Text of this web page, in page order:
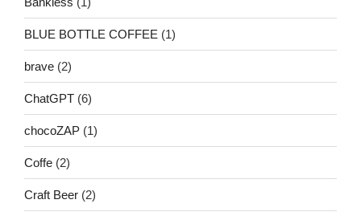
BLUE BOTTLE COFFEE (1)
brave (2)
ChatGPT (6)
chocoZAP (1)
Coffe (2)
Craft Beer (2)